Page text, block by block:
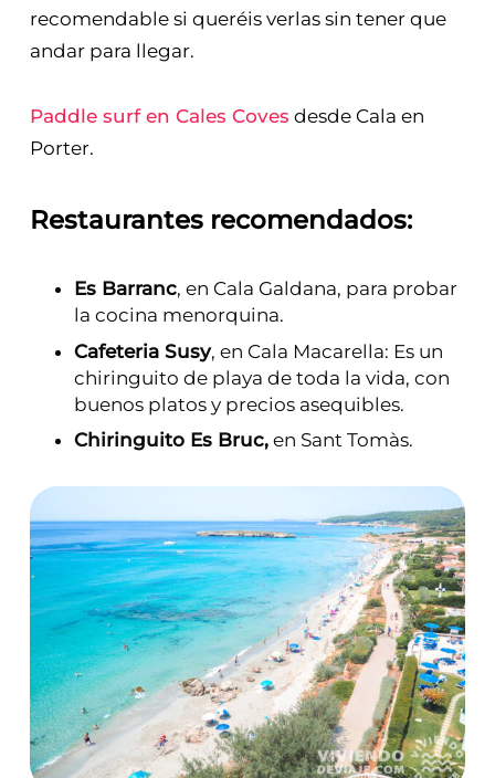
recomendable si queréis verlas sin tener que
andar para llegar.
Paddle surf en Cales Coves desde Cala en
Porter.
Restaurantes recomendados:
Es Barranc, en Cala Galdana, para probar
la cocina menorquina.
Cafeteria Susy, en Cala Macarella: Es un
chiringuito de playa de toda la vida, con
buenos platos y precios asequibles.
Chiringuito Es Bruc,en Sant Tomàs.